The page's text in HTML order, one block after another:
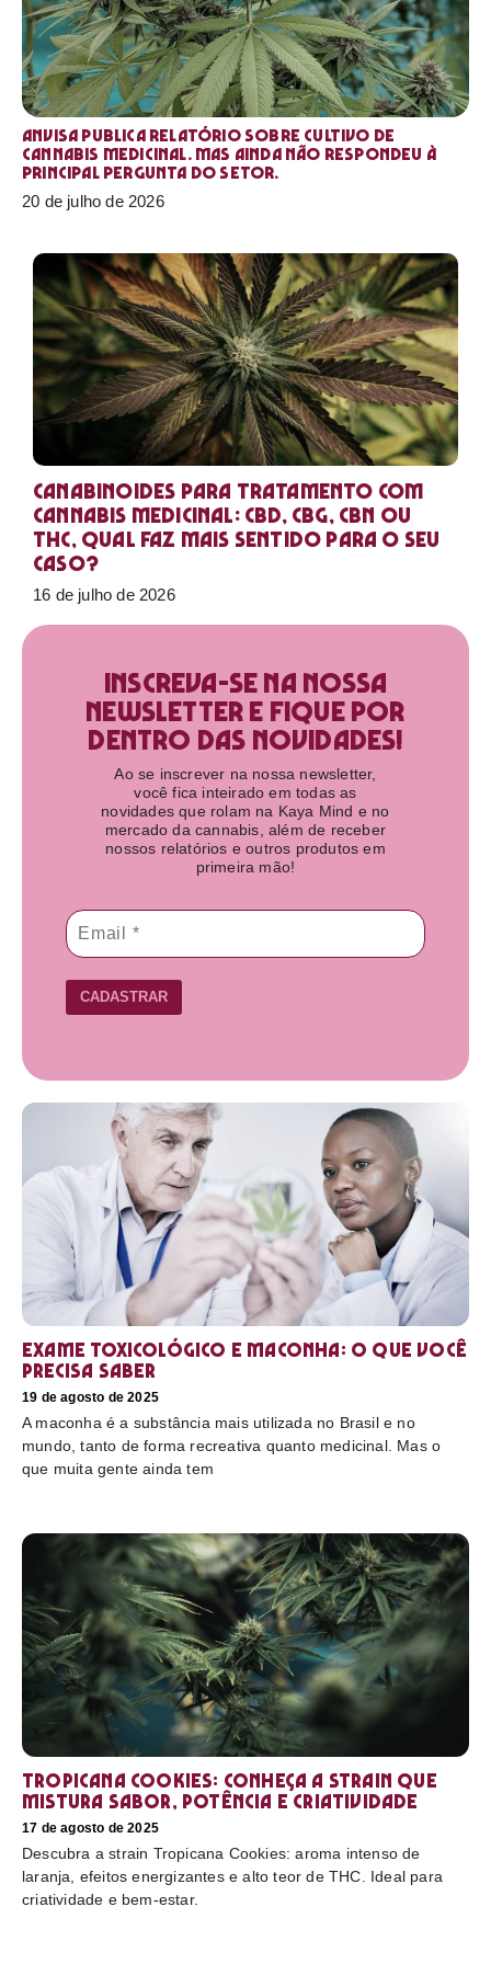
Anvisa publica relatório sobre cultivo de
Cannabis medicinal. Mas ainda não respondeu à
principal pergunta do setor.
20 de julho de 2026
Canabinoides para tratamento com
cannabis medicinal: CBD, CBG, CBN ou
THC, qual faz mais sentido para o seu
caso?
16 de julho de 2026
Inscreva-se na nossa
newsletter e fique por
dentro das novidades!​
Ao se inscrever na nossa newsletter,
você fica inteirado em todas as
novidades que rolam na Kaya Mind e no
mercado da cannabis, além de receber
nossos relatórios e outros produtos em
primeira mão!
CADASTRAR
Exame toxicológico e maconha: o que você
precisa saber
19 de agosto de 2025
A maconha é a substância mais utilizada no Brasil e no
mundo, tanto de forma recreativa quanto medicinal. Mas o
que muita gente ainda tem
Tropicana Cookies: conheça a strain que
mistura sabor, potência e criatividade
17 de agosto de 2025
Descubra a strain Tropicana Cookies: aroma intenso de
laranja, efeitos energizantes e alto teor de THC. Ideal para
criatividade e bem-estar.